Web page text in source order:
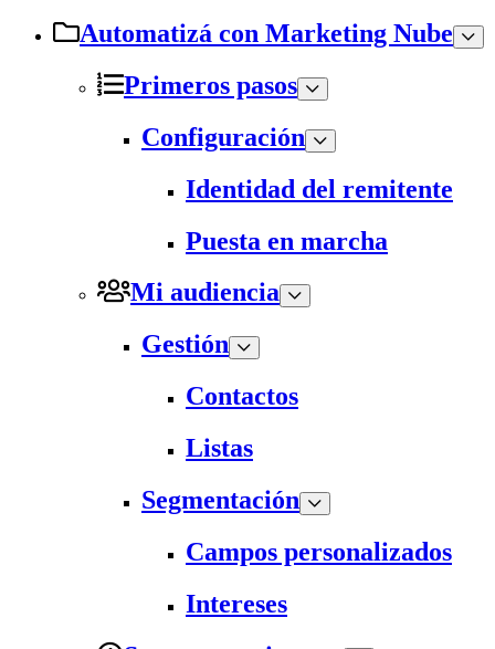
Automatizá con Marketing Nube
Primeros pasos
Configuración
Identidad del remitente
Puesta en marcha
Mi audiencia
Gestión
Contactos
Listas
Segmentación
Campos personalizados
Intereses